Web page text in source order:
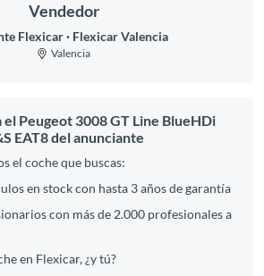
Vendedor
Flexicar Flexicar Valencia
Valencia
Peugeot 3008 GT Line BlueHDi
EAT8 del anunciante
el coche que buscas:
en stock con hasta 3 años de garantía
con más de 2.000 profesionales a
en Flexicar, ¿y tú?